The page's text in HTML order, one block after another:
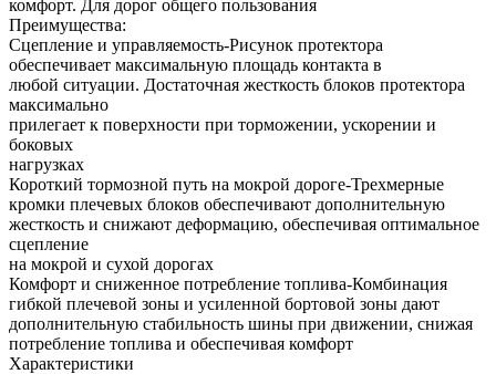
комфорт. Для дорог общего пользования
Преимущества:
Сцепление и управляемость-Рисунок протектора
обеспечивает максимальную площадь контакта в
любой ситуации. Достаточная жесткость блоков протектора
максимально
прилегает к поверхности при торможении, ускорении и
боковых
нагрузках
Короткий тормозной путь на мокрой дороге-Трехмерные
кромки плечевых блоков обеспечивают дополнительную
жесткость и снижают деформацию, обеспечивая оптимальное
сцепление
на мокрой и сухой дорогах
Комфорт и сниженное потребление топлива-Комбинация
гибкой плечевой зоны и усиленной бортовой зоны дают
дополнительную стабильность шины при движении, снижая
потребление топлива и обеспечивая комфорт
Характеристики